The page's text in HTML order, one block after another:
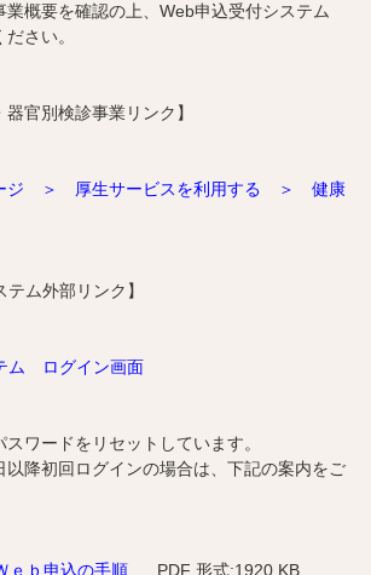
業概要を確認の上、Web申込受付システム
さい。
器官別検診事業リンク】
ジ ＞ 厚生サービスを利用する ＞ 健康
テム外部リンク】
ム ログイン画面
ワードをリセットしています。
降初回ログインの場合は、下記の案内をご
ｅｂ申込の手順
PDF 形式:1920 KB